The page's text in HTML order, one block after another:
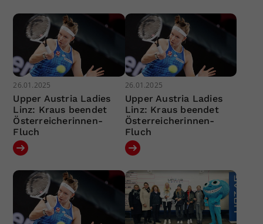
26.01.2025
Upper Austria Ladies
Linz: Kraus beendet
Österreicherinnen-
Fluch
26.01.2025
Upper Austria Ladies
Linz: Kraus beendet
Österreicherinnen-
Fluch